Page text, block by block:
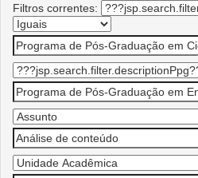
Filtros correntes: